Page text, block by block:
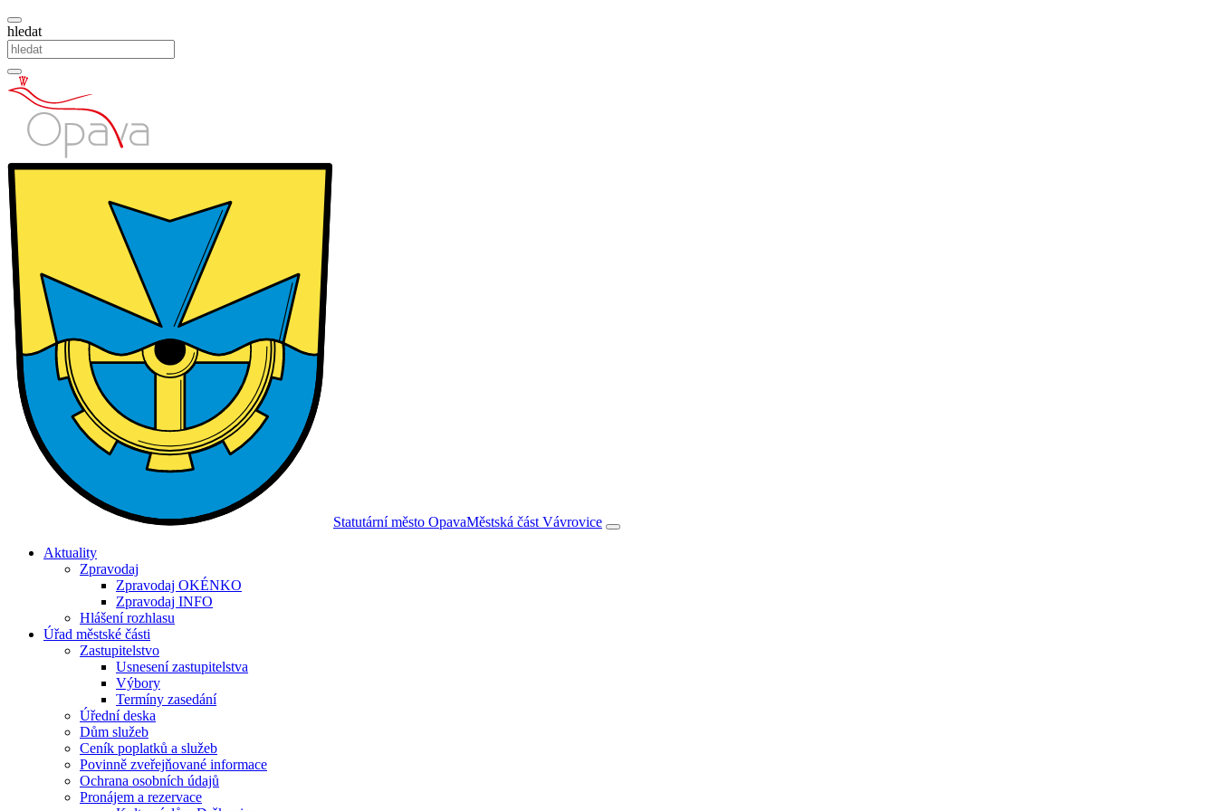
hledat
Statutární město OpavaMěstská část Vávrovice
Aktuality
Zpravodaj
Zpravodaj OKÉNKO
Zpravodaj INFO
Hlášení rozhlasu
Úřad městské části
Zastupitelstvo
Usnesení zastupitelstva
Výbory
Termíny zasedání
Úřední deska
Dům služeb
Ceník poplatků a služeb
Povinně zveřejňované informace
Ochrana osobních údajů
Pronájem a rezervace